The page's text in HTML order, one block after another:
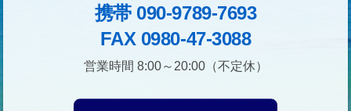
携帯 090-9789-7693
FAX 0980-47-3088
営業時間 8:00～20:00（不定休）